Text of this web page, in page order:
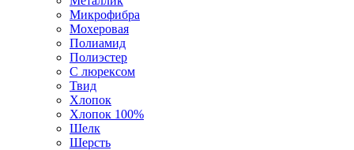
Микрофибра
Мохеровая
Полиамид
Полиэстер
С люрексом
Твид
Хлопок
Хлопок 100%
Шелк
Шерсть